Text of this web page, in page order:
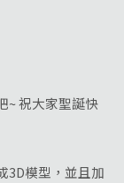
祝大家聖誕快
模型，並且加